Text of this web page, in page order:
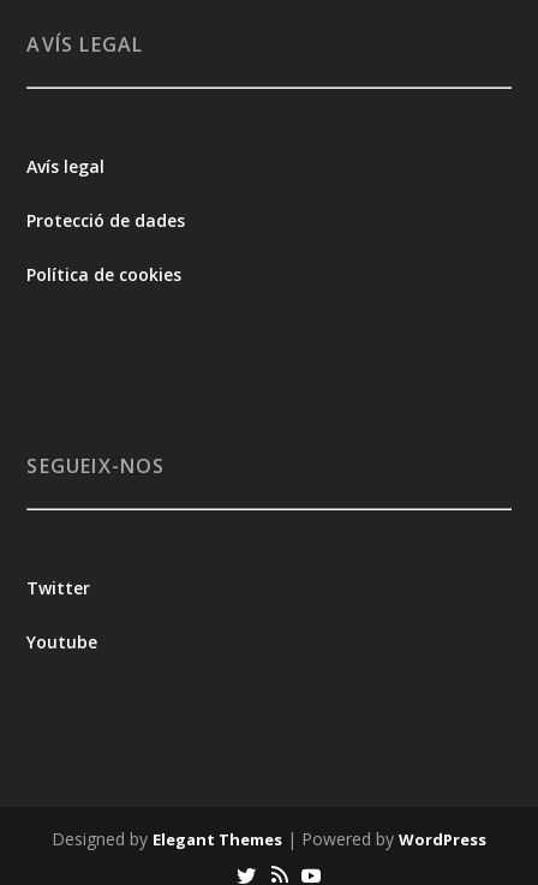
AVÍS LEGAL
Avís legal
Protecció de dades
Política de cookies
SEGUEIX-NOS
Twitter
Youtube
Designed by Elegant Themes | Powered by WordPress